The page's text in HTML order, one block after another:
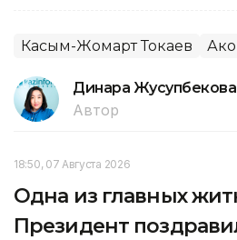
Касым-Жомарт Токаев
Динара Жусупбекова
Автор
18:50, 07 Августа 2026
Одна из главных
Президент